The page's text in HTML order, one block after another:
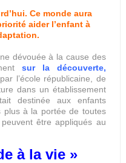
Ce monde aura
aider l’enfant à
dévouée à la cause des
sur la découverte,
l’école républicaine, de
dans un établissement
destinée aux enfants
plus à la portée de toutes
être appliqués au
à la vie »